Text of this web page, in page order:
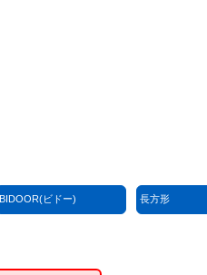
BIDOOR(ビドー) 長方形